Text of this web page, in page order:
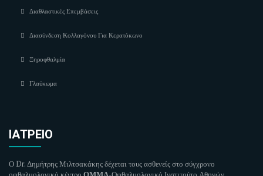
Διαθλαστικές Επεμβάσεις
Διασύνδεση Κολλαγόνου Για Κερατόκωνο
Ξηροφθαλμία
Γλαύκωμα
ΙΑΤΡΕΊΟ
Ο Dr. Δημήτρης Μιλτσακάκης δέχεται τους ασθενείς στο σύγχρονο